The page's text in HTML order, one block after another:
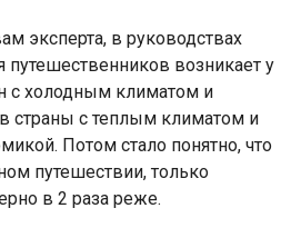
эксперта, в руководствах
путешественников возникает у
с холодным климатом и
страны с теплым климатом и
Потом стало понятно, что
путешествии, только
в 2 раза реже.